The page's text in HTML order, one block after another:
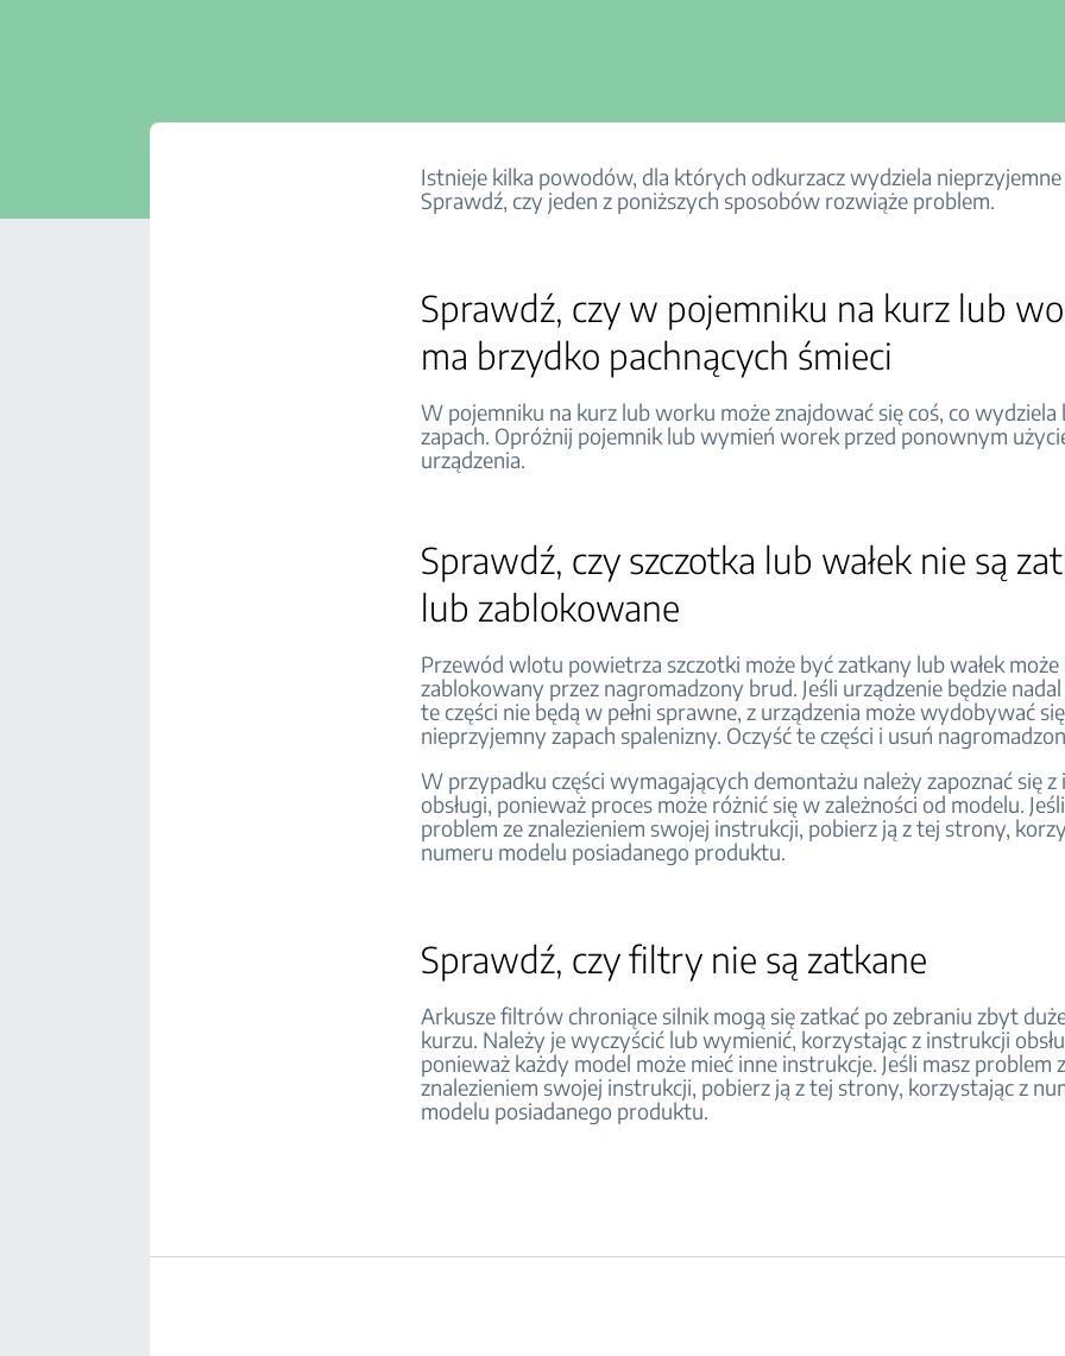
Istnieje kilka powodów, dla których odkurzacz wydziela nieprzyjemne
Sprawdź, czy jeden z poniższych sposobów rozwiąże problem.
Sprawdź, czy w pojemniku na kurz lub
ma brzydko pachnących śmieci
W pojemniku na kurz lub worku może znajdować się coś, co wydziela
zapach. Opróżnij pojemnik lub wymień worek przed ponownym
urządzenia.
Sprawdź, czy szczotka lub wałek nie są
lub zablokowane
Przewód wlotu powietrza szczotki może być zatkany lub wałek może
zablokowany przez nagromadzony brud. Jeśli urządzenie będzie
te części nie będą w pełni sprawne, z urządzenia może wydobywać się
nieprzyjemny zapach spalenizny. Oczyść te części i usuń
W przypadku części wymagających demontażu należy zapoznać się z
obsługi, ponieważ proces może różnić się w zależności od modelu.
problem ze znalezieniem swojej instrukcji, pobierz ją z tej strony,
numeru modelu posiadanego produktu.
Sprawdź, czy filtry nie są zatkane
Arkusze filtrów chroniące silnik mogą się zatkać po zebraniu zbyt
kurzu. Należy je wyczyścić lub wymienić, korzystając z instrukcji
ponieważ każdy model może mieć inne instrukcje. Jeśli masz problem
znalezieniem swojej instrukcji, pobierz ją z tej strony, korzystając z
modelu posiadanego produktu.